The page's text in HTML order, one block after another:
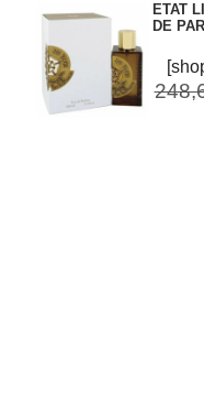
ETAT
DE